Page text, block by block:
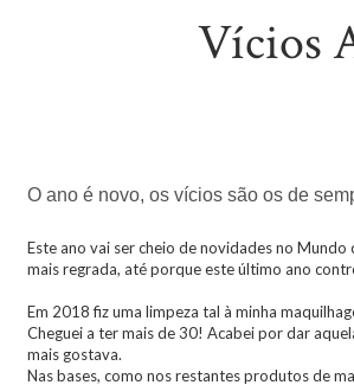
Vícios
O ano é novo, os vícios são os de
Este ano vai ser cheio de novidades no
mais regrada, até porque este último ano
Em 2018 fiz uma limpeza tal à minha
Cheguei a ter mais de 30! Acabei por dar
mais gostava.
Nas bases, como nos restantes produtos de